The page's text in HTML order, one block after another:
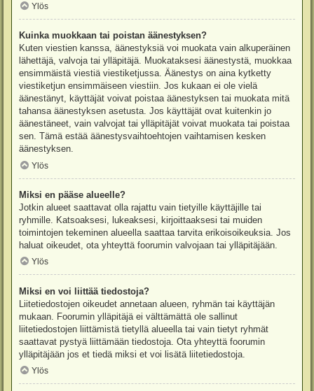
Ylös
Kuinka muokkaan tai poistan äänestyksen?
Kuten viestien kanssa, äänestyksiä voi muokata vain alkuperäinen
lähettäjä, valvoja tai ylläpitäjä. Muokataksesi äänestystä, muokkaa
ensimmäistä viestiä viestiketjussa. Äänestys on aina kytketty
viestiketjun ensimmäiseen viestiin. Jos kukaan ei ole vielä
äänestänyt, käyttäjät voivat poistaa äänestyksen tai muokata mitä
tahansa äänestyksen asetusta. Jos käyttäjät ovat kuitenkin jo
äänestäneet, vain valvojat tai ylläpitäjät voivat muokata tai poistaa
sen. Tämä estää äänestysvaihtoehtojen vaihtamisen kesken
äänestyksen.
Ylös
Miksi en pääse alueelle?
Jotkin alueet saattavat olla rajattu vain tietyille käyttäjille tai
ryhmille. Katsoaksesi, lukeaksesi, kirjoittaaksesi tai muiden
toimintojen tekeminen alueella saattaa tarvita erikoisoikeuksia. Jos
haluat oikeudet, ota yhteyttä foorumin valvojaan tai ylläpitäjään.
Ylös
Miksi en voi liittää tiedostoja?
Liitetiedostojen oikeudet annetaan alueen, ryhmän tai käyttäjän
mukaan. Foorumin ylläpitäjä ei välttämättä ole sallinut
liitetiedostojen liittämistä tietyllä alueella tai vain tietyt ryhmät
saattavat pystyä liittämään tiedostoja. Ota yhteyttä foorumin
ylläpitäjään jos et tiedä miksi et voi lisätä liitetiedostoja.
Ylös